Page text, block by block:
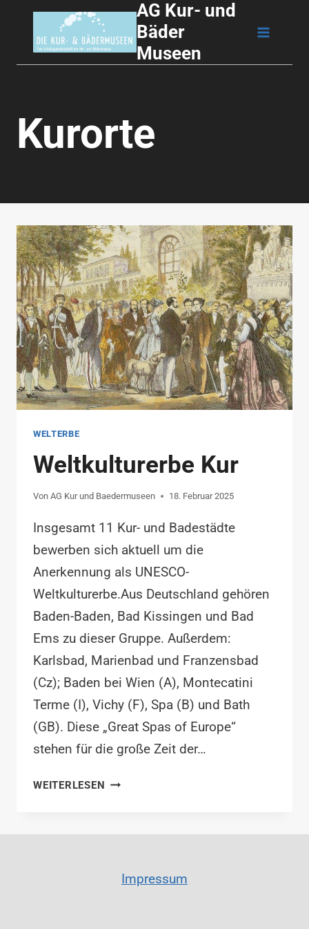
springen
AG Kur- und
Bäder
Museen
Kurorte
WELTERBE
Weltkulturerbe Kur
Von AG Kur und Baedermuseen 18. Februar 2025
Insgesamt 11 Kur- und Badestädte
bewerben sich aktuell um die
Anerkennung als UNESCO-
Weltkulturerbe.Aus Deutschland gehören
Baden-Baden, Bad Kissingen und Bad
Ems zu dieser Gruppe. Außerdem:
Karlsbad, Marienbad und Franzensbad
(Cz); Baden bei Wien (A), Montecatini
Terme (I), Vichy (F), Spa (B) und Bath
(GB). Diese „Great Spas of Europe“
stehen für die große Zeit der…
WEITERLESEN WELTKULTURERBE
Impressum